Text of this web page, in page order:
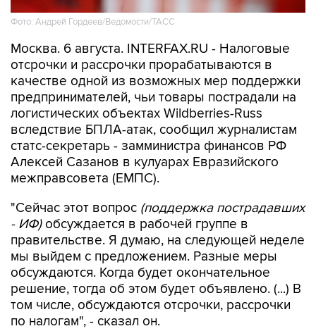
Фото: Андрей Гордеев/Ведомости/ТАСС
Москва. 6 августа. INTERFAX.RU - Налоговые
отсрочки и рассрочки прорабатываются в
качестве одной из возможных мер поддержки
предпринимателей, чьи товары пострадали на
логистических объектах Wildberries-Russ
вследствие БПЛА-атак, сообщил журналистам
статс-секретарь - замминистра финансов РФ
Алексей Сазанов в кулуарах Евразийского
межправсовета (ЕМПС).
"Сейчас этот вопрос (поддержка пострадавших
- ИФ)обсуждается в рабочей группе в
правительстве. Я думаю, на следующей неделе
мы выйдем с предложением. Разные меры
обсуждаются. Когда будет окончательное
решение, тогда об этом будет объявлено. (...) В
том числе, обсуждаются отсрочки, рассрочки
по налогам", - сказал он.